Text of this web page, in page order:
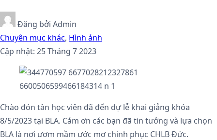
Đăng bởi Admin
Chuyên mục khác, Hình ảnh
Cập nhật: 25 Tháng 7 2023
Chào đón tân học viên đã đến dự lễ khai giảng khóa
8/5/2023 tại BLA. Cảm ơn các bạn đã tin tưởng và lựa chọn
BLA là nơi ươm mầm ước mơ chinh phục CHLB Đức.